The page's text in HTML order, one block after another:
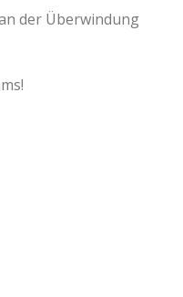
der Überwindung